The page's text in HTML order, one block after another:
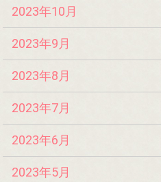
2023年10月
2023年9月
2023年8月
2023年7月
2023年6月
2023年5月